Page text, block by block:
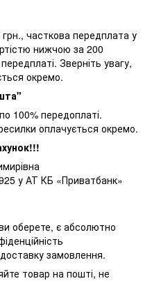
часткова передплата у
нижчою за 200
Зверніть увагу,
окремо.
100% передоплаті.
оплачується окремо.
у АТ КБ «Приватбанк»
оберете, є абсолютно
замовлення.
товар на пошті, не